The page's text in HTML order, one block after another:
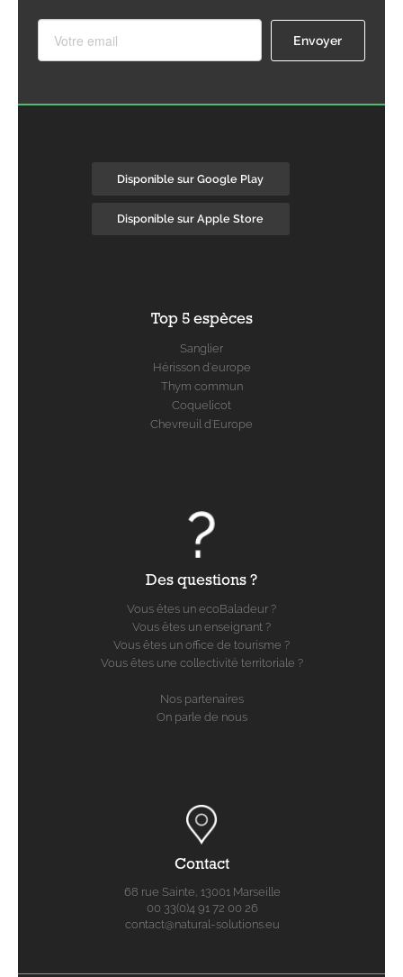
Disponible sur Google Play
Disponible sur Apple Store
Top 5 espèces
Sanglier
Hérisson d'europe
Thym commun
Coquelicot
Chevreuil d'Europe
Des questions ?
Vous êtes un ecoBaladeur ?
Vous êtes un enseignant ?
Vous êtes un office de tourisme ?
Vous êtes une collectivité territoriale ?
Nos partenaires
On parle de nous
Contact
68 rue Sainte, 13001 Marseille
00 33(0)4 91 72 00 26
contact@natural-solutions.eu